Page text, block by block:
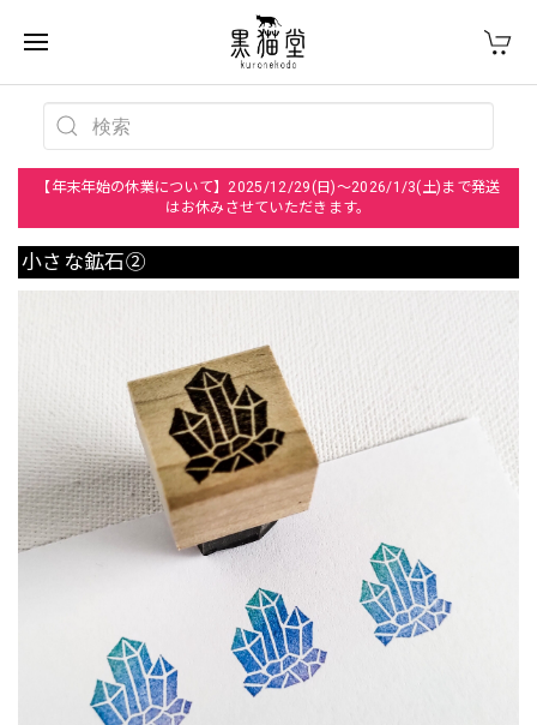
【年末年始の休業について】2025/12/29(日)～2026/1/3(土)まで発送
はお休みさせていただきます。
小さな鉱石②